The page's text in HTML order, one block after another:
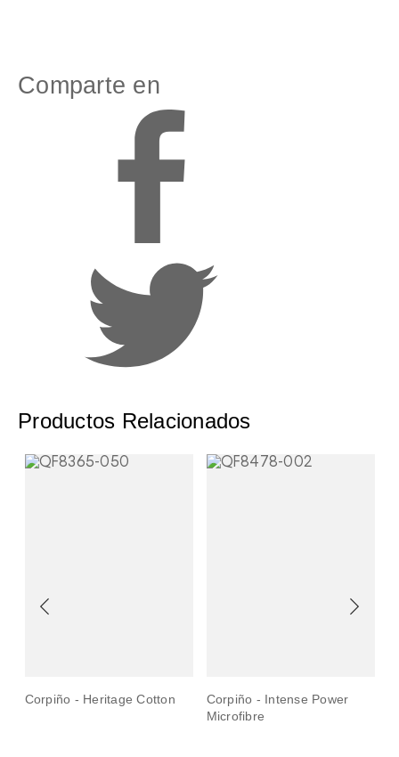
Comparte en
Productos Relacionados
Corpiño - Heritage Cotton
Corpiño - Intense Power
Microfibre